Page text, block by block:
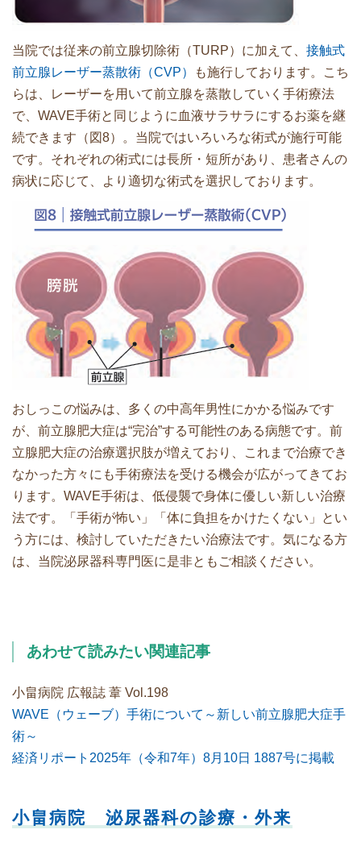
当院では従来の前立腺切除術（TURP）に加えて、 接触式
前立腺レーザー蒸散術（CVP）
も施行しております。こち
らは、レーザーを用いて前立腺を蒸散していく手術療法
で、WAVE手術と同じように血液サラサラにするお薬を継
続できます（図8）。当院ではいろいろな術式が施行可能
です。それぞれの術式には長所・短所があり、患者さんの
病状に応じて、より適切な術式を選択しております。
おしっこの悩みは、多くの中高年男性にかかる悩みです
が、前立腺肥大症は“完治”する可能性のある病態です。前
立腺肥大症の治療選択肢が増えており、これまで治療でき
なかった方々にも手術療法を受ける機会が広がってきてお
ります。WAVE手術は、低侵襲で身体に優しい新しい治療
法です。「手術が怖い」「体に負担をかけたくない」とい
う方には、検討していただきたい治療法です。気になる方
は、当院泌尿器科専門医に是非ともご相談ください。
あわせて読みたい関連記事
小畠病院 広報誌 葦 Vol.198
WAVE（ウェーブ）手術について～新しい前立腺肥大症手
術～
経済リポート2025年（令和7年）8月10日 1887号に掲載
小畠病院 泌尿器科の診療・外来